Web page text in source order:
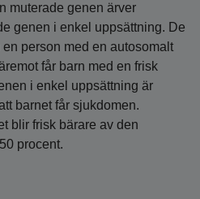
muterade genen ärver
genen i enkel uppsättning. De
person med en autosomalt
får barn med en frisk
i enkel uppsättning är
barnet får sjukdomen.
blir frisk bärare av den
procent.